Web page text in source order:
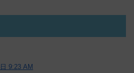
9:23 AM